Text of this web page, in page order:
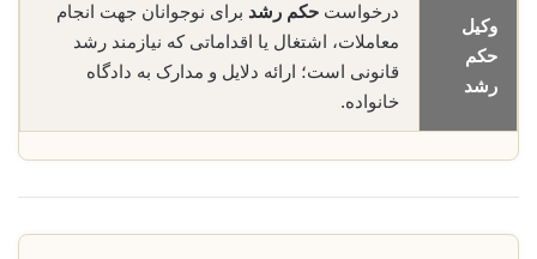
وکیل
حکم
رشد
درخواست حکم رشد برای نوجوانان جهت انجام
معاملات، اشتغال یا اقداماتی که نیازمند رشد
قانونی است؛ ارائه دلایل و مدارک به دادگاه
خانواده.